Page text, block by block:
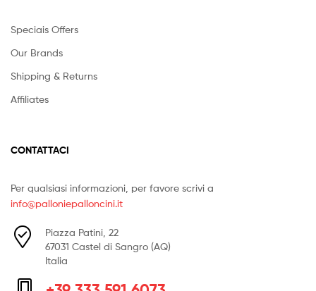
Speciais Offers
Our Brands
Shipping & Returns
Affiliates
CONTATTACI
Per qualsiasi informazioni, per favore scrivi a
info@palloniepalloncini.it
Piazza Patini, 22
67031 Castel di Sangro (AQ)
Italia